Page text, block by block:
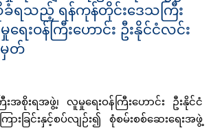
ရသည့် ရန်ကုန်တိုင်းဒေသကြီး
ေးဝန်ကြီးဟောင်း ဦးနိုင်ငံလင်း
မှတ်
အစိုးရအဖွဲ့၊ လူမှုရေးဝန်ကြီးဟောင်း ဦးနိုင်ငံ
းခြင်းနှင့်စပ်လျဉ်း၍ စုံစမ်းစစ်ဆေးရေးအဖွဲ့